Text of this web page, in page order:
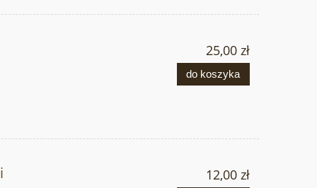
25,00 zł
do koszyka
12,00 zł